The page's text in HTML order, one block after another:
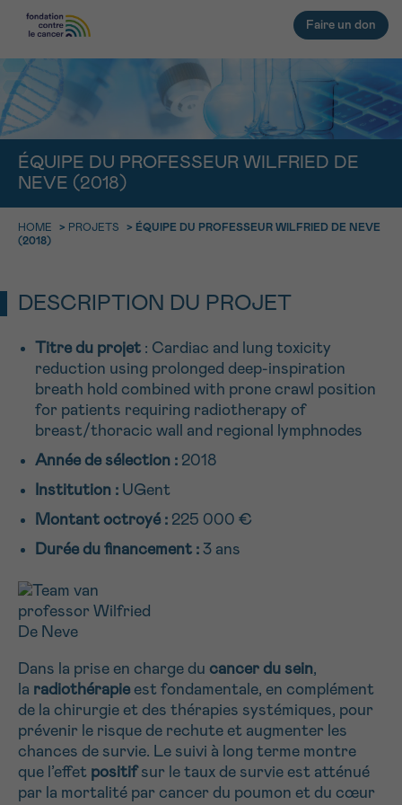
Faire un don
ÉQUIPE DU PROFESSEUR WILFRIED DE
NEVE (2018)
HOME > PROJETS > ÉQUIPE DU PROFESSEUR WILFRIED DE NEVE
(2018)
DESCRIPTION DU PROJET
Titre du projet : Cardiac and lung toxicity
reduction using prolonged deep-inspiration
breath hold combined with prone crawl position
for patients requiring radiotherapy of
breast/thoracic wall and regional lymphnodes
Année de sélection : 2018
Institution : UGent
Montant octroyé : 225 000 €
Durée du financement : 3 ans
Dans la prise en charge du cancer du sein,
la radiothérapieest fondamentale, en complément
de la chirurgie et des thérapies systémiques, pour
prévenir le risque de rechute et augmenter les
chances de survie. Le suivi à long terme montre
que l’effet positifsur le taux de survie est atténué
par la mortalité par cancer du poumon et du cœur
FACE AU CANCER VOUS N’ÊTES
PAS SEUL
Des professionnels pour répondre à toutes vos
Contactez-nous
0800 15 801 lu-ve 9h à 18h
Via le formulaire de contact
En savoir plus sur Cancerinfo
RETOUR
NOM
E-MAIL
VOTRE QUESTION
Je souhaite recevoir la Newsletter
RETOUR
Rendez-vous Question Coordonnées Confirmation
11h-13h
13h-16h
16h-18h
Suivant